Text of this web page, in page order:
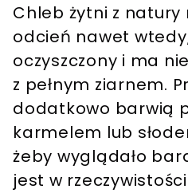
Chleb żytni z
odcień nawet
oczyszczony i ma
z pełnym ziarnem.
dodatkowo barwią
karmelem lub
żeby wyglądało
jest w